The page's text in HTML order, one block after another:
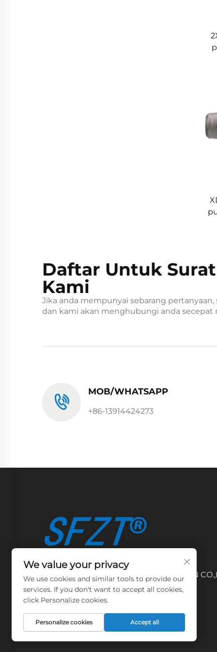
Daftar Untuk
Kami
Jika anda mempunyai sebarang
dan kami akan menghubungi anda
MOB/WHATSAPP
+86-13914424273
Hak Cipta © 2026 WUXI SIFANG YOUXIN
Semua hak dicadangkan.
We value your privacy
We use cookies and similar tools to provide our
services. If you don't want to accept all cookies,
click Personalize cookies.
Personalize cookies Accept all